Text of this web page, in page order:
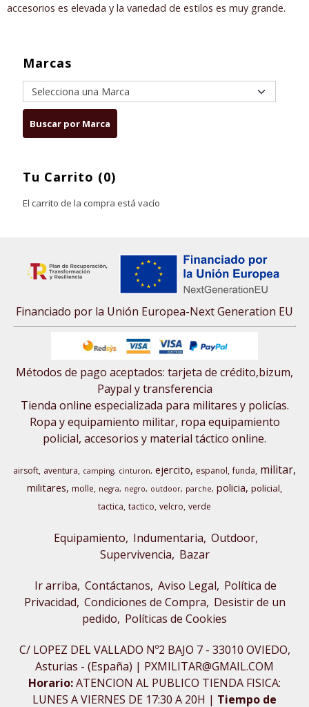
Marcas
Tu Carrito (0)
El carrito de la compra está vacío
accesorios es elevada y la variedad de estilos es muy grande.
Financiado por la Unión Europea-Next Generation EU
Métodos de pago aceptados: tarjeta de crédito,bizum,
Paypal y transferencia
Tienda online especializada para militares y policías.
Ropa y equipamiento militar, ropa equipamiento
policial, accesorios y material táctico online.
airsoft aventura camping cinturon ejercito espanol funda militar
militares molle negra negro outdoor parche policia policial
tactica tactico velcro verde
Equipamiento Indumentaria Outdoor,
Supervivencia Bazar
Ir arriba Contáctanos Aviso Legal Política de
Privacidad Condiciones de Compra Desistir de un
pedido Políticas de Cookies
C/ LOPEZ DEL VALLADO Nº2 BAJO 7 - 33010 OVIEDO,
Asturias - (España) | PXMILITAR@GMAIL.COM
Horario:ATENCION AL PUBLICO TIENDA FISICA:
LUNES A VIERNES DE 17:30 A 20H | Tiempo de